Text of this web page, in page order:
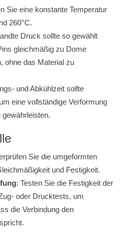
Sie eine konstante Temperatur
260°C.
Druck sollte so gewählt
gleichmäßig zu Dome
ohne das Material zu
und Abkühlzeit sollte
eine vollständige Verformung
gewährleisten.
Sie die umgeformten
und Festigkeit.
: Testen Sie die Festigkeit der
oder Drucktests, um
die Verbindung den